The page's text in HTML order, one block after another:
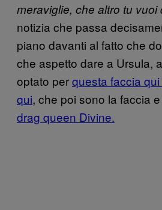
meraviglie, che altro tu vuoi
notizia che passa
piano davanti al fatto che
che aspetto dare a Ursula,
optato perquesta faccia
qui, che poi sono la faccia
drag queen Divine.